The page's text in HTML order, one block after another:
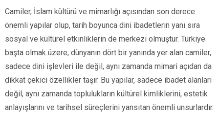
Camiler, İslam kültürü ve mimarlığı açısından son derece
önemli yapılar olup, tarih boyunca dini ibadetlerin yanı sıra
sosyal ve kültürel etkinliklerin de merkezi olmuştur. Türkiye
başta olmak üzere, dünyanın dört bir yanında yer alan camiler,
sadece dini işlevleri ile değil, aynı zamanda mimari açıdan da
dikkat çekici özellikler taşır. Bu yapılar, sadece ibadet alanları
değil, aynı zamanda toplulukların kültürel kimliklerini, estetik
anlayışlarını ve tarihsel süreçlerini yansıtan önemli unsurlardır.